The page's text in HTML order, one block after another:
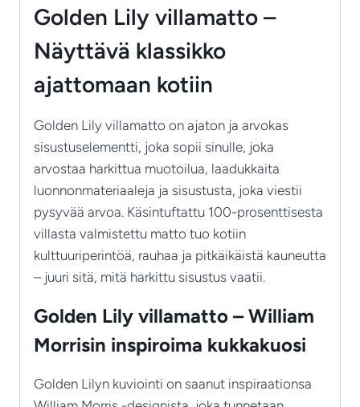
arvokkaaseen
sisustukseen
määrä
Golden Lily villamatto –
Näyttävä klassikko
ajattomaan kotiin
Golden Lily villamatto on ajaton ja arvokas
sisustuselementti, joka sopii sinulle, joka
arvostaa harkittua muotoilua, laadukkaita
luonnonmateriaaleja ja sisustusta, joka viestii
pysyvää arvoa. Käsintuftattu 100-prosenttisesta
villasta valmistettu matto tuo kotiin
kulttuuriperintöä, rauhaa ja pitkäikäistä kauneutta
– juuri sitä, mitä harkittu sisustus vaatii.
Golden Lily villamatto – William
Morrisin inspiroima kukkakuosi
Golden Lilyn kuviointi on saanut inspiraationsa